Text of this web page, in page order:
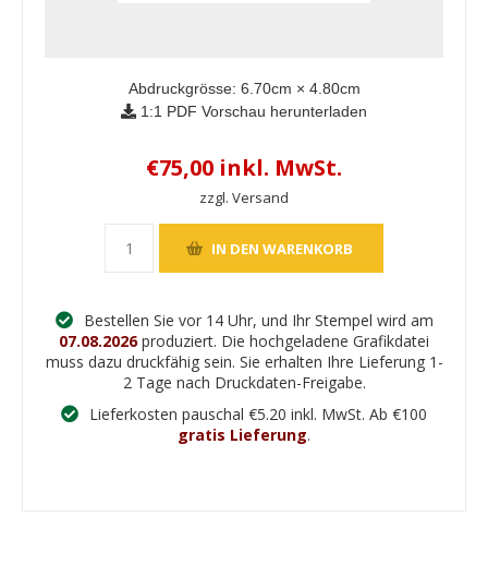
Abdruckgrösse: 6.70cm × 4.80cm
1:1 PDF Vorschau herunterladen
€75,00 inkl. MwSt.
zzgl. Versand
Bestellen Sie vor 14 Uhr, und Ihr Stempel wird am
07.08.2026produziert. Die hochgeladene Grafikdatei
muss dazu druckfähig sein. Sie erhalten Ihre Lieferung 1-
2 Tage nach Druckdaten-Freigabe.
Lieferkosten pauschal €5.20 inkl. MwSt. Ab €100
gratis Lieferung.